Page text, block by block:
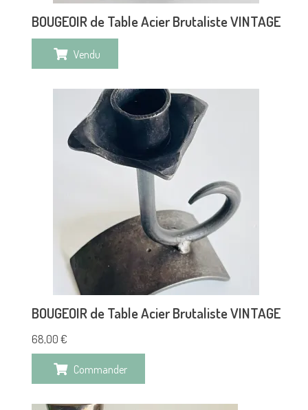
BOUGEOIR de Table Acier Brutaliste VINTAGE
Vendu
BOUGEOIR de Table Acier Brutaliste VINTAGE
68,00 €
Commander